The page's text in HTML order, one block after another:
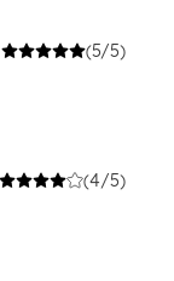
(5/5)
(4/5)